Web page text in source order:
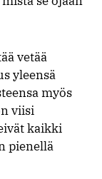
vetää
yleensä
myös
viisi
kaikki
pienellä